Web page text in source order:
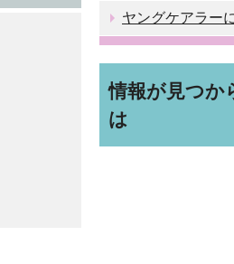
ヤングケアラー
情報が見つか
は